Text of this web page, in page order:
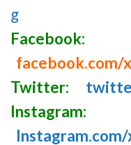
g
Facebook:
facebook.com/
Twitter:
Instagram: